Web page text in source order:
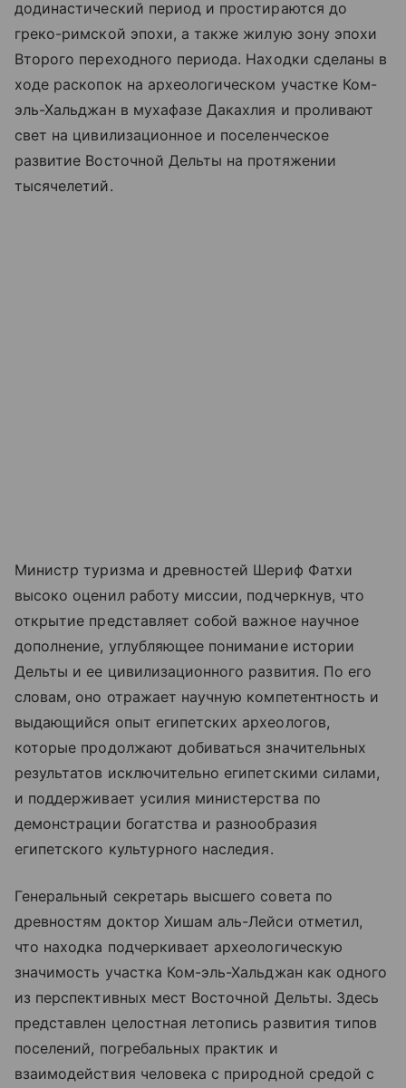
додинастический период и простираются до
греко-римской эпохи, а также жилую зону эпохи
Второго переходного периода. Находки сделаны в
ходе раскопок на археологическом участке Ком-
эль-Хальджан в мухафазе Дакахлия и проливают
свет на цивилизационное и поселенческое
развитие Восточной Дельты на протяжении
тысячелетий.
Министр туризма и древностей Шериф Фатхи
высоко оценил работу миссии, подчеркнув, что
открытие представляет собой важное научное
дополнение, углубляющее понимание истории
Дельты и ее цивилизационного развития. По его
словам, оно отражает научную компетентность и
выдающийся опыт египетских археологов,
которые продолжают добиваться значительных
результатов исключительно египетскими силами,
и поддерживает усилия министерства по
демонстрации богатства и разнообразия
египетского культурного наследия.
Генеральный секретарь высшего совета по
древностям доктор Хишам аль-Лейси отметил,
что находка подчеркивает археологическую
значимость участка Ком-эль-Хальджан как одного
из перспективных мест Восточной Дельты. Здесь
представлен целостная летопись развития типов
поселений, погребальных практик и
взаимодействия человека с природной средой с